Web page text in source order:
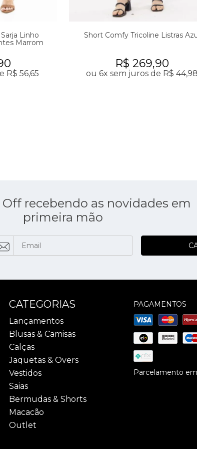
Linho
Marrom
R$ 56,65
Short Comfy Tricoline Listras
R$ 269,90
ou 6x sem juros de R$ 44,98
Off recebendo as novidades em
primeira mão
CATEGORIAS
Lançamentos
Blusas & Camisas
Calças
Jaquetas & Overs
Vestidos
Saias
Bermudas & Shorts
Macacão
Outlet
PAGAMENTOS
Parcelamento